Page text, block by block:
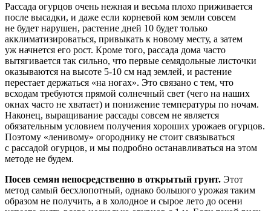
Рассада огурцов очень нежная и весьма плохо приживается
после высадки, и даже если корневой ком земли совсем
не будет нарушен, растение дней 10 будет только
акклиматизироваться, привыкать к новому месту, а затем
уж начнется его рост. Кроме того, рассада дома часто
вытягивается так сильно, что первые семядольные листочки
оказываются на высоте 5-10 см над землей, и растение
перестает держаться «на ногах». Это связано с тем, что
всходам требуются прямой солнечный свет (чего на наших
окнах часто не хватает) и понижение температуры по ночам.
Наконец, выращивание рассады совсем не является
обязательным условием получения хороших урожаев огурцов.
Поэтому «ленивому» огороднику не стоит связываться
с рассадой огурцов, и мы подробно останавливаться на этом
методе не будем.
Посев семян непосредственно в открытый грунт. Этот
метод самый бесхлопотный, однако большого урожая таким
образом не получить, а в холодное и сырое лето до осени